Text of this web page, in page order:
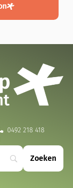
Mike
0492 218 418